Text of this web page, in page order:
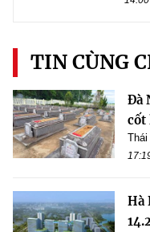
TIN CÙNG
Đà
cốt
Thái
Hà